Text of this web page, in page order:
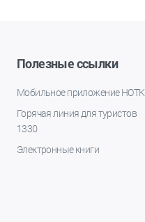
Полезные ссылки
Мобильное приложение НОТК
Горячая линия для туристов
1330
Электронные книги